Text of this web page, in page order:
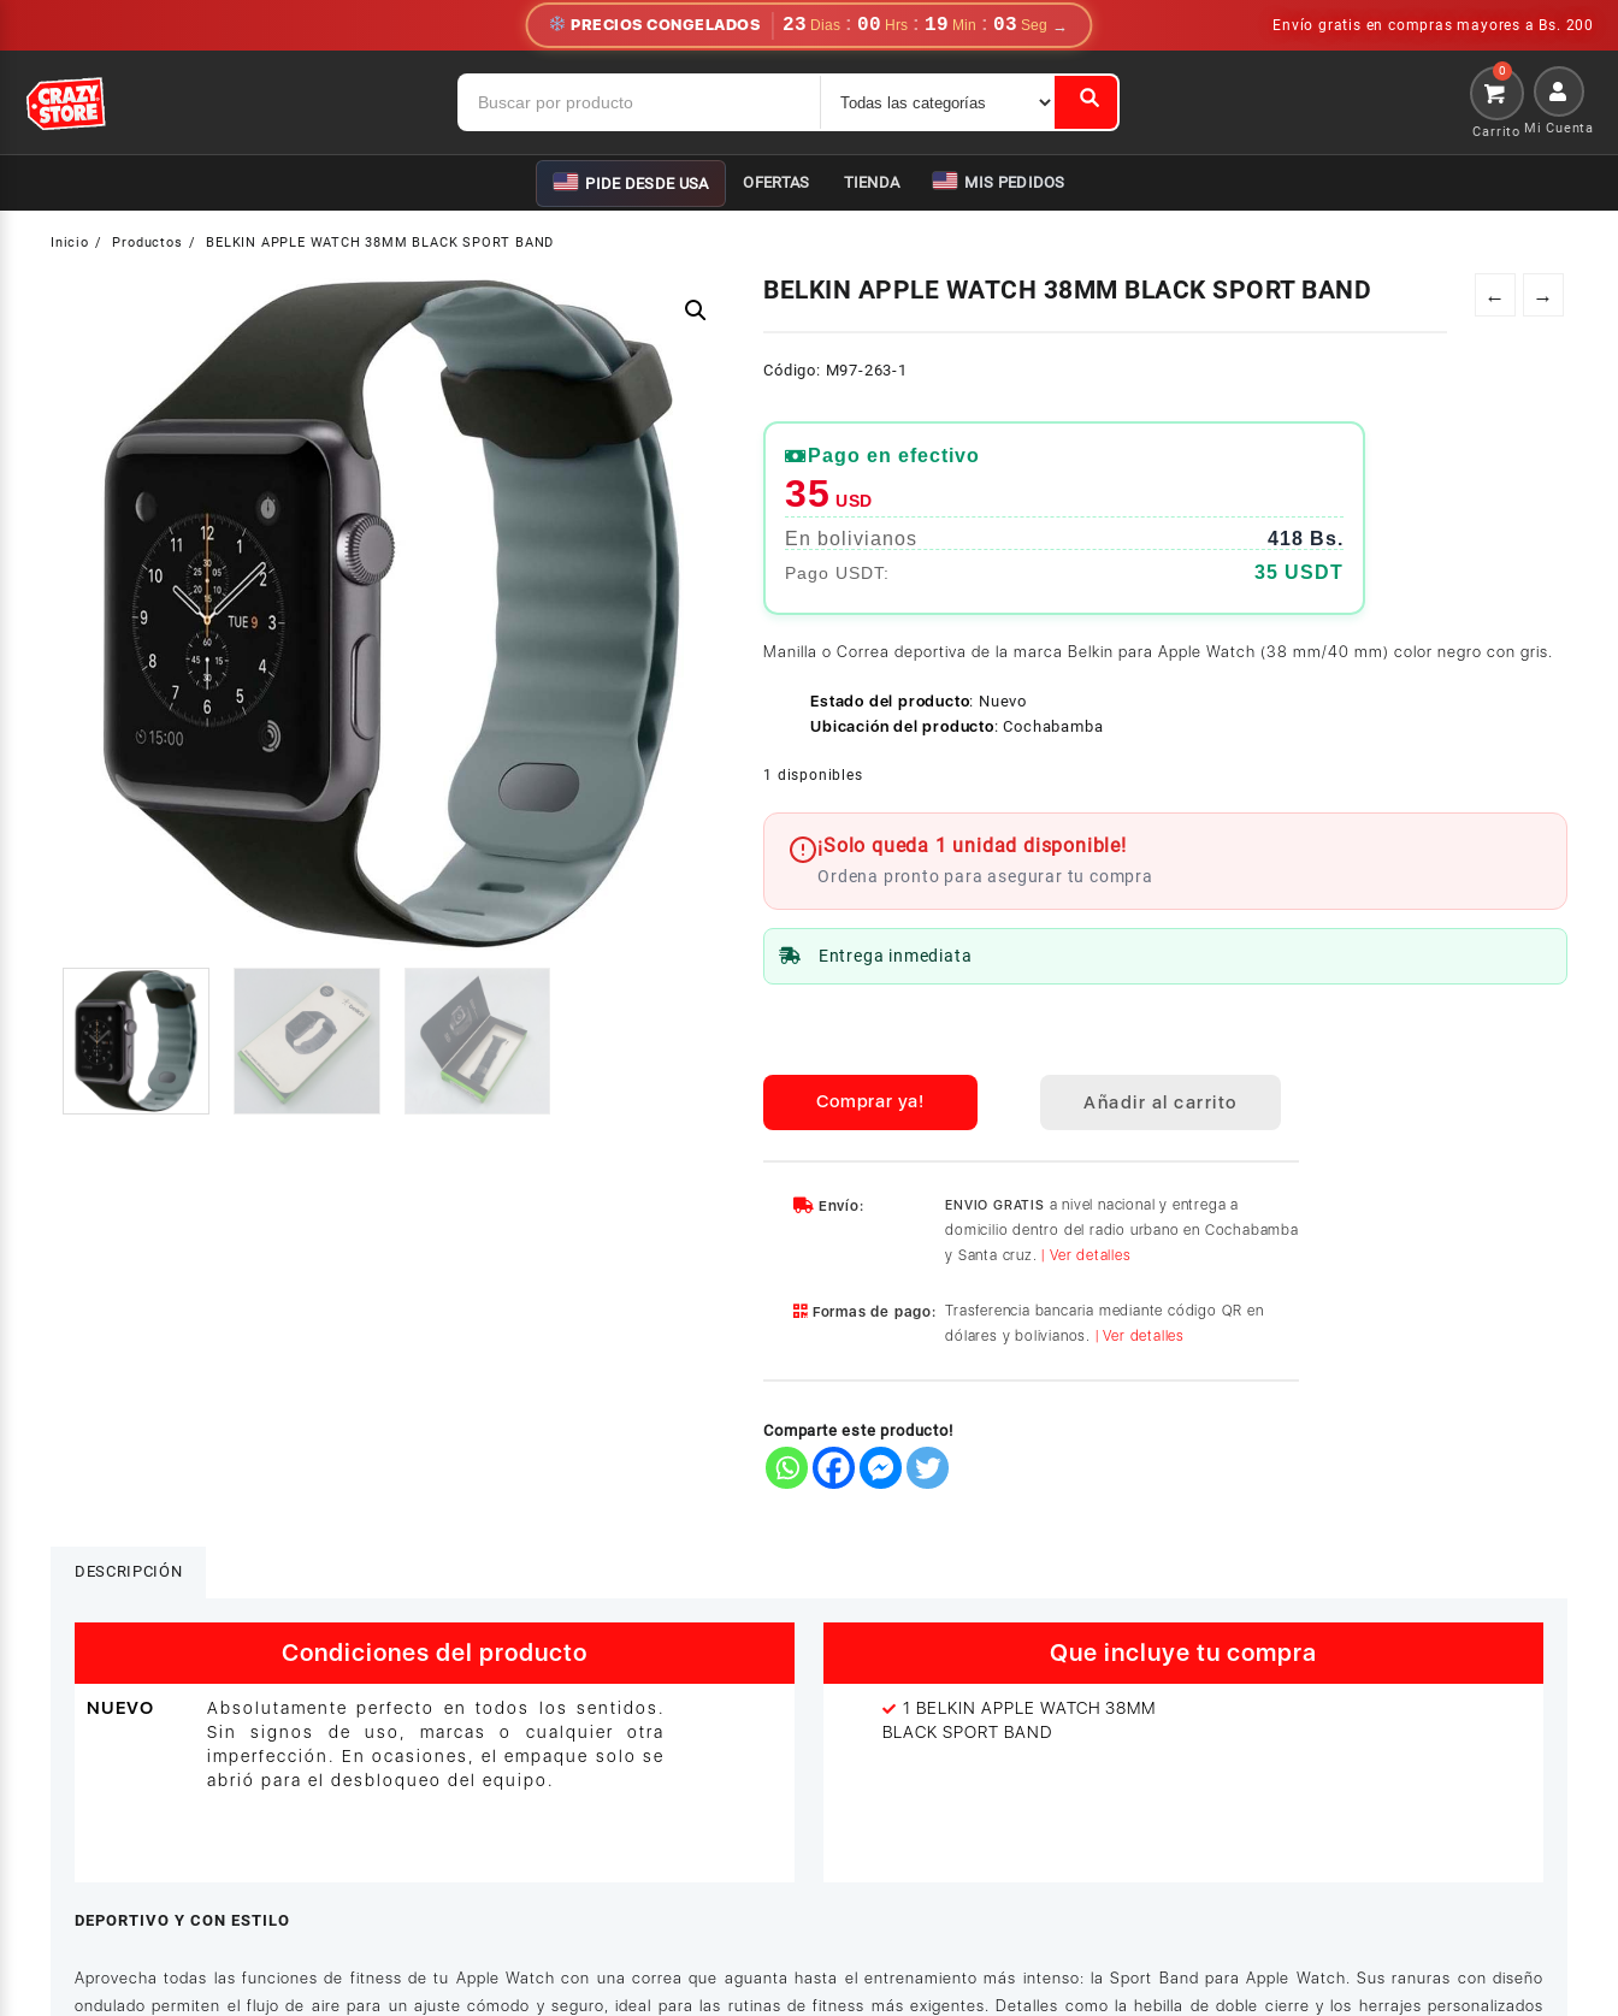
PRECIOS CONGELADOS 23 : 00 : 19 : 02 Envío gratis en compras mayores a Bs. 200
Mi Cuenta
PIDE DESDE USA OFERTAS TIENDA MIS PEDIDOS
Inicio Productos BELKIN APPLE WATCH 38MM BLACK SPORT BAND
← →
BELKIN APPLE WATCH 38MM BLACK SPORT BAND
Código: M97-263-1
Pago en efectivo
35 USD
En bolivianos
418 Bs.
35 USDT
Manilla o Correa deportiva de la marca Belkin para Apple Watch (38 mm/40 mm) color negro con gris.
Estado del producto: Nuevo
Ubicación del producto:Cochabamba
1 disponibles
¡Solo queda 1 unidad disponible!
Ordena pronto para asegurar tu compra
Entrega inmediata
38MM
Comprar ya! Añadir al carrito
Envío: ENVIO GRATIS a nivel nacional y entrega a
domicilio dentro del radio urbano en Cochabamba
y Santa cruz.
| Ver detalles
Formas de pago: Trasferencia bancaria mediante código QR en
dólares y bolivianos.
| Ver detalles
Comparte este producto!
DESCRIPCIÓN
Condiciones del producto
NUEVO
Absolutamente perfecto en todos los sentidos.
Sin signos de uso, marcas o cualquier otra
imperfección. En ocasiones, el empaque solo se
abrió para el desbloqueo del equipo.
Que incluye tu compra
1 BELKIN APPLE WATCH 38MM
BLACK SPORT BAND
DEPORTIVO Y CON ESTILO
Aprovecha todas las funciones de fitness de tu Apple Watch con una correa que aguanta hasta el entrenamiento más intenso: la Sport Band para Apple Watch. Sus ranuras con diseño
ondulado permiten el flujo de aire para un ajuste cómodo y seguro, ideal para las rutinas de fitness más exigentes. Detalles como la hebilla de doble cierre y los herrajes personalizados